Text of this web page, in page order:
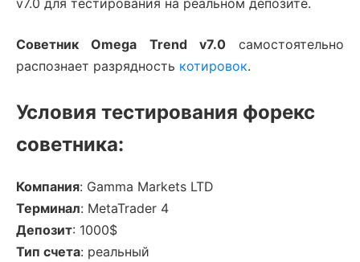
Советник Omega Trend v7.0самостоятельно
распознает разрядность котировок.
Условия тестирования форекс
советника:
Компания: Gamma Markets LTD
Терминал: MetaTrader 4
Депозит: 1000$
Тип счета: реальный